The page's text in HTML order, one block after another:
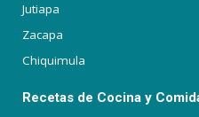
Jutiapa
Zacapa
Chiquimula
Recetas de Cocina y